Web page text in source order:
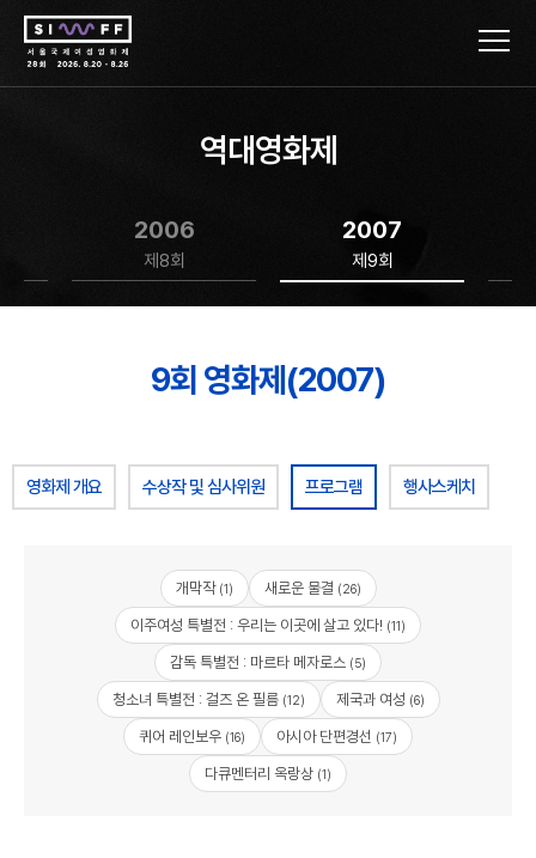
역대영화제
2006
제8회
2007
제9회
9회 영화제(2007)
영화제 개요 수상작 및 심사위원 프로그램 행사스케치
개막작(1) 새로운 물결 (26)
이주여성 특별전 : 우리는 이곳에 살고 있다! (11)
감독 특별전 : 마르타 메자로스 (5)
청소녀 특별전 : 걸즈 온 필름(12) 제국과 여성 (6)
퀴어 레인보우 (16) 아시아 단편경선 (17)
다큐멘터리 옥랑상 (1)